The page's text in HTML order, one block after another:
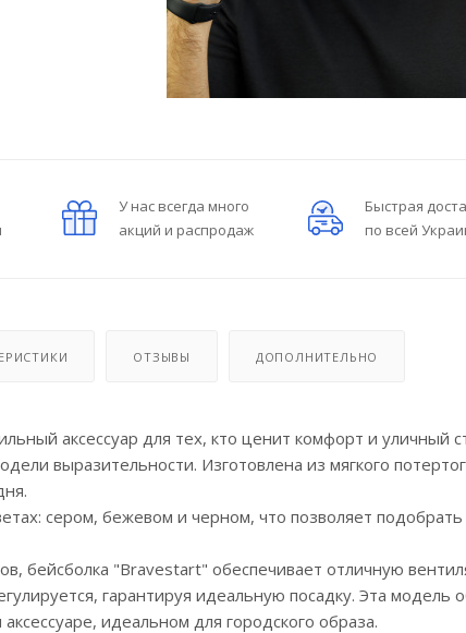
У нас всегда много
акций и распродаж
Быстрая
по всей
ОТЗЫВЫ ДОПОЛНИТЕЛЬНО
аксессуар для тех, кто ценит комфорт и уличный
выразительности. Изготовлена из мягкого
сером, бежевом и черном, что позволяет
бейсболка "Bravestart" обеспечивает отличную
гарантируя идеальную посадку. Эта модель
идеальном для городского образа.